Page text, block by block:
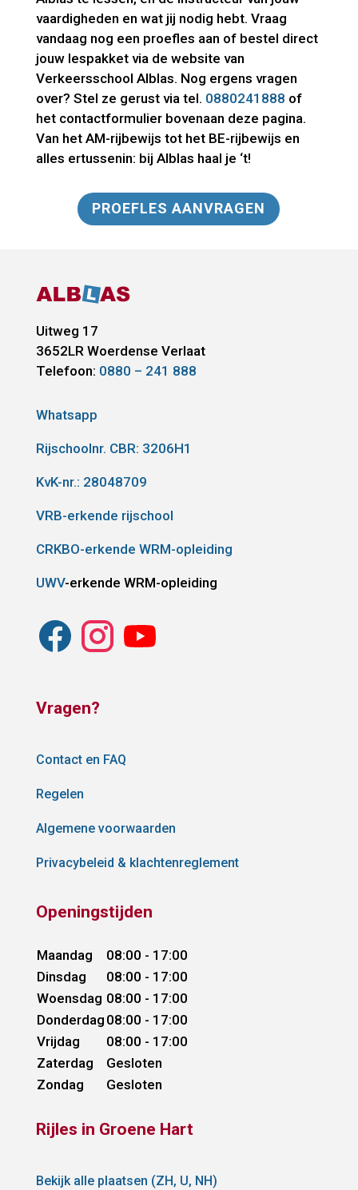
vaardigheden en wat jij nodig hebt. Vraag
vandaag nog een proefles aan of bestel direct
jouw lespakket via de website van
Verkeersschool Alblas. Nog ergens vragen
over? Stel ze gerust via tel. 0880241888 of
het contactformulier bovenaan deze pagina.
Van het AM-rijbewijs tot het BE-rijbewijs en
alles ertussenin: bij Alblas haal je ‘t!
PROEFLES AANVRAGEN
Uitweg 17
3652LRWoerdense Verlaat
Telefoon: 0880 – 241 888
Whatsapp
Rijschoolnr. CBR: 3206H1
KvK-nr.: 28048709
VRB-erkende rijschool
CRKBO-erkende WRM-opleiding
UWV-erkende WRM-opleiding
Vragen?
Contact en FAQ
Regelen
Algemene voorwaarden
Privacybeleid & klachtenreglement
Openingstijden
Maandag
08:00 - 17:00
Dinsdag
08:00 - 17:00
Woensdag 08:00 - 17:00
Donderdag 08:00 - 17:00
Vrijdag
08:00 - 17:00
Zaterdag
Gesloten
Zondag
Gesloten
Rijles in Groene Hart
Bekijk alle plaatsen (ZH, U, NH)